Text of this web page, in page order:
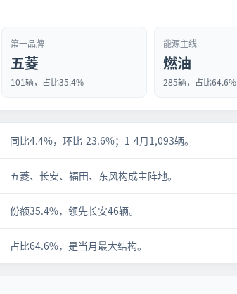
第一品牌
五菱
101辆，占比35.4%
能源主线
燃油
285辆，占比64.6%
同比4.4%，环比-23.6%；1-4月1,093辆。
五菱、长安、福田、东风构成主阵地。
份额35.4%，领先长安46辆。
占比64.6%，是当月最大结构。